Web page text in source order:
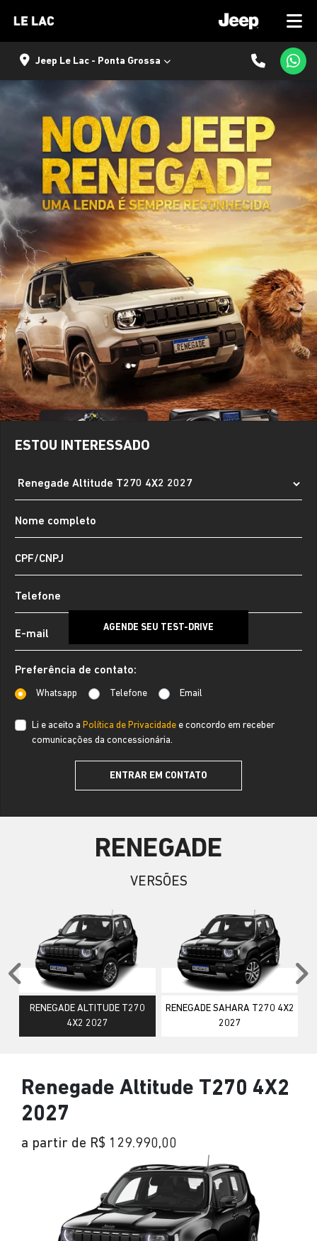
Jeep Le Lac - Ponta Grossa
ESTOU INTERESSADO
Preferência de contato:
Whatsapp Telefone Email
Li e aceito a Política de Privacidade e concordo em receber
comunicações da concessionária.
ENTRAR EM CONTATO
AGENDE SEU TEST-DRIVE
RENEGADE
VERSÕES
RENEGADE ALTITUDE T270
4X2 2027
RENEGADE SAHARA T270 4X2
2027
Anterior
Renegade Altitude T270 4X2
2027
a partir de R$ 129.990,00